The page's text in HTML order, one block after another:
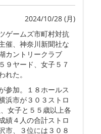
2024/10/28 (月)
ゲームズ市町村対抗
催、神奈川新聞社な
カントリークラブ
９ヤード、女子５７
た。
参加。１８ホールス
浜市が３０３ストロ
女子と５５歳以上各
績４人の合計ストロ
市、３位には３０８